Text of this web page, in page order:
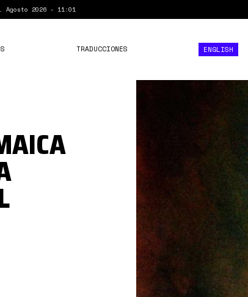
Agosto 2026 - 11:01
TRADUCCIONES ENGLISH